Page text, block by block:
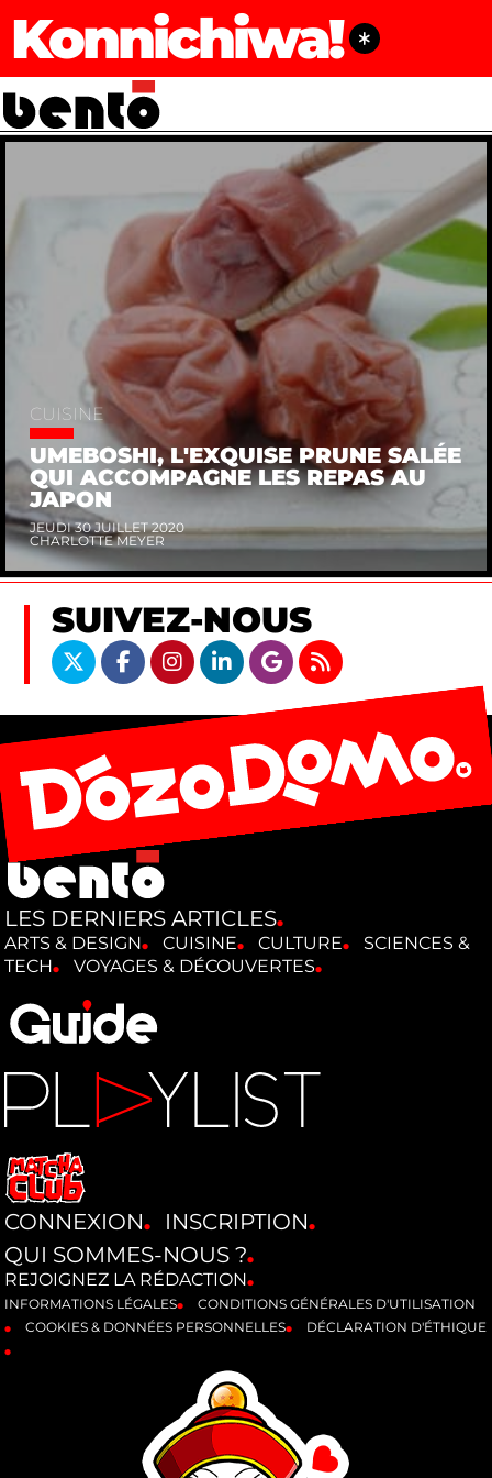
Konnichiwa!
CUISINE
UMEBOSHI, L'EXQUISE PRUNE SALÉE
QUI ACCOMPAGNE LES REPAS AU
JAPON
JEUDI 30 JUILLET 2020
CHARLOTTE MEYER
SUIVEZ-NOUS
LES DERNIERS ARTICLES
ARTS & DESIGN CUISINE CULTURE
SCIENCES &
TECH
VOYAGES & DÉCOUVERTES
CONNEXION
INSCRIPTION
QUI SOMMES-NOUS ?
REJOIGNEZ LA RÉDACTION
INFORMATIONS LÉGALES
CONDITIONS GÉNÉRALES D'UTILISATION
COOKIES & DONNÉES PERSONNELLES
DÉCLARATION D'ÉTHIQUE